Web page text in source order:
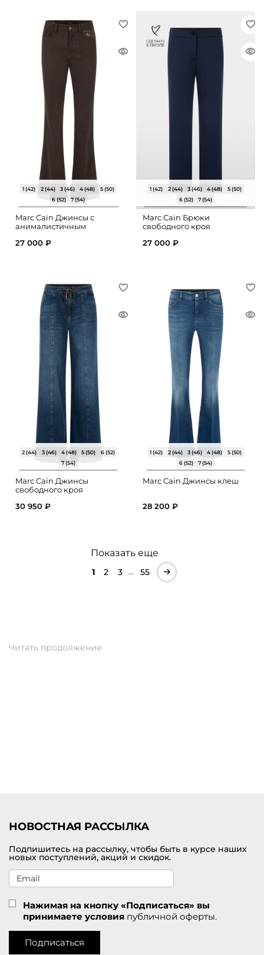
1 (42) 2 (44) 3 (46) 4 (48)
5 (50)
6 (52)
7 (54)
Marc Cain Джинсы с
анималистичным
27 000 ₽
1 (42) 2 (44) 3 (46) 4 (48)
5 (50)
6 (52)
7 (54)
Marc Cain Брюки
свободного кроя
27 000 ₽
2 (44) 3 (46) 4 (48) 5 (50)
6 (52)
7 (54)
Marc Cain Джинсы
свободного кроя
30 950 ₽
1 (42) 2 (44) 3 (46) 4 (48)
5 (50)
6 (52)
7 (54)
Marc Cain Джинсы клеш
28 200 ₽
Показать еще
1 2 3 … 55
НОВОСТНАЯ РАССЫЛКА
Подпишитесь на рассылку, чтобы быть в курсе наших
новых поступлений, акций и скидок.
Нажимая на кнопку «Подписаться» вы
принимаете условия публичной оферты.
Подписаться